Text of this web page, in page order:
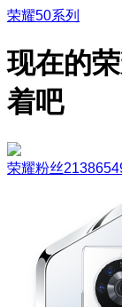
荣耀50系列
现在的
着吧
荣耀粉丝